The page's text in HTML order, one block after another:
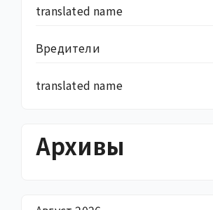
translated name
Вредители
translated name
Архивы